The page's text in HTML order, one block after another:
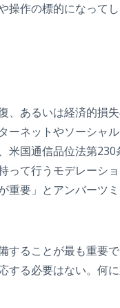
操作の標的になって
あるいは経済的損
ーネットやソーシャ
米国通信品位法第
って行うモデレーシ
重要」とアンバーツ
ることが最も重要
する必要はない。何